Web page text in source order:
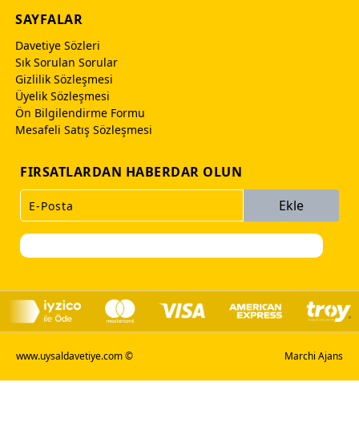
SAYFALAR
Davetiye Sözleri
Sık Sorulan Sorular
Gizlilik Sözleşmesi
Üyelik Sözleşmesi
Ön Bilgilendirme Formu
Mesafeli Satış Sözleşmesi
FIRSATLARDAN HABERDAR OLUN
Ekle
www.uysaldavetiye.com © Marchi Ajans